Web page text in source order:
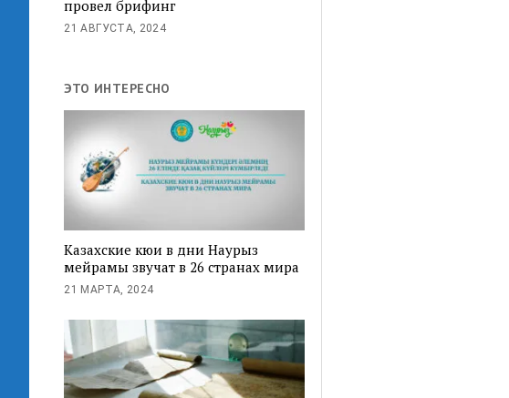
провел брифинг
21 АВГУСТА, 2024
ЭТО ИНТЕРЕСНО
Казахские кюи в дни Наурыз
мейрамы звучат в 26 странах мира
21 МАРТА, 2024